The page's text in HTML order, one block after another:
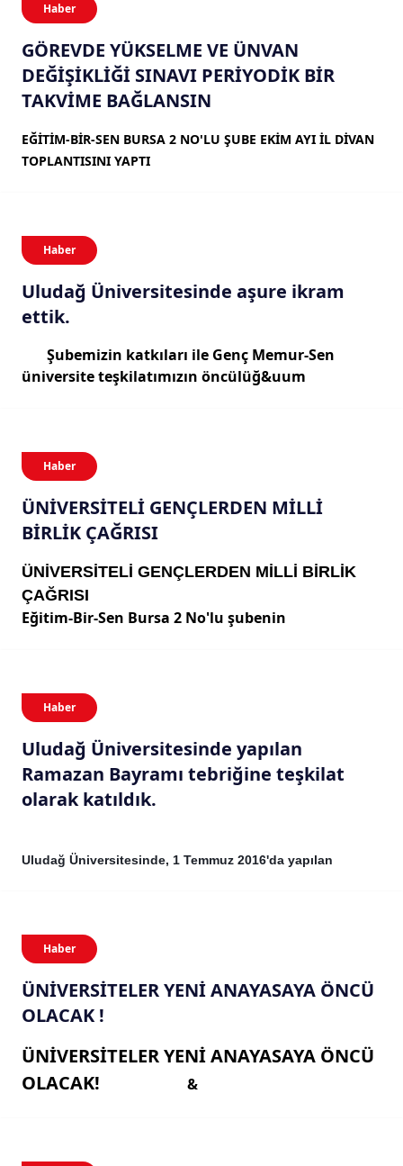
Haber
GÖREVDE YÜKSELME VE ÜNVAN
DEĞİŞİKLİĞİ SINAVI PERİYODİK BİR
TAKVİME BAĞLANSIN
EĞİTİM-BİR-SEN BURSA 2 NO'LU ŞUBE EKİM AYI İL DİVAN
TOPLANTISINI YAPTI
Haber
Uludağ Üniversitesinde aşure ikram
ettik.
Şubemizin katkıları ile Genç Memur-Sen
üniversite teşkilatımızın öncülüğ&uum
Haber
ÜNİVERSİTELİ GENÇLERDEN MİLLİ
BİRLİK ÇAĞRISI
ÜNİVERSİTELİ GENÇLERDEN MİLLİ BİRLİK
ÇAĞRISI
Eğitim-Bir-Sen Bursa 2 No'lu şubenin
Haber
Uludağ Üniversitesinde yapılan
Ramazan Bayramı tebriğine teşkilat
olarak katıldık.
Uludağ Üniversitesinde, 1 Temmuz 2016'da yapılan
Haber
ÜNİVERSİTELER YENİ ANAYASAYA ÖNCÜ
OLACAK !
ÜNİVERSİTELER YENİ ANAYASAYA ÖNCÜ
OLACAK!
&